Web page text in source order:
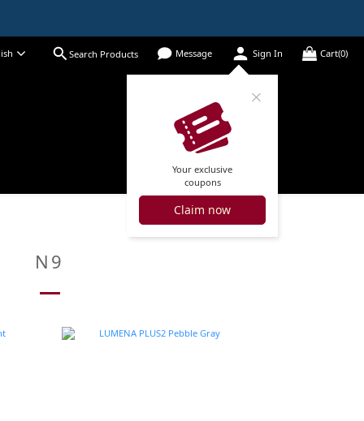
Search Products Message Sign In
Your exclusive
coupons
Claim now
Cart(0)
N9